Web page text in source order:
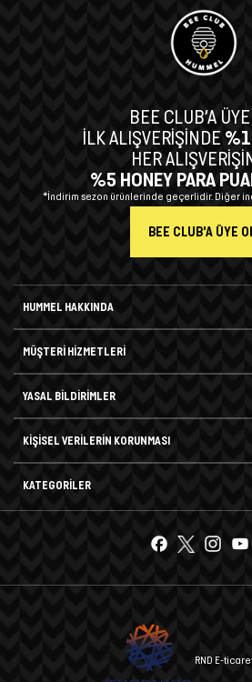
HUMMEL HAKKINDA
MÜŞTERİ HİZMETLERİ
YASAL BİLDİRİMLER
KİŞİSEL VERİLERİN KORUNMASI
KATEGORİLER
BEE CLUB’A
İLK ALIŞVERİŞİNDE
HER
%5 HONEY PARA
*İndirim sezon ürünlerinde geçerlidir. Diğer
BEE CLUB'A ÜYE
RND E-